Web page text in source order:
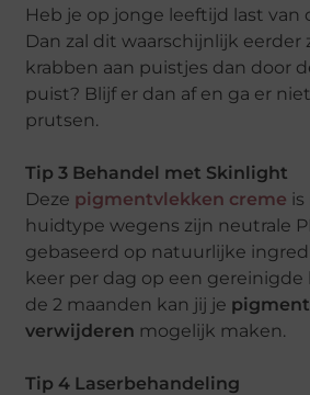
Heb je op jonge leeftijd last van
Dan zal dit waarschijnlijk eerder
krabben aan puistjes dan door
puist? Blijf er dan af en ga er
prutsen.
Tip 3 Behandel met Skinlight
Deze pigmentvlekken creme
huidtype wegens zijn neutrale
gebaseerd op natuurlijke
keer per dag op een
de 2 maanden kan jij je
verwijderen mogelijk maken.
Tip 4 Laserbehandeling